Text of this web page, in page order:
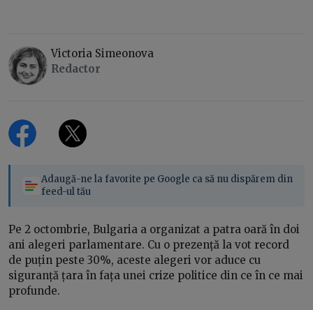
Victoria Simeonova
Redactor
Adaugă-ne la favorite pe Google ca să nu dispărem din
feed-ul tău
Pe 2 octombrie, Bulgaria a organizat a patra oară în doi
ani alegeri parlamentare. Cu o prezență la vot record
de puțin peste 30%, aceste alegeri vor aduce cu
siguranță țara în fața unei crize politice din ce în ce mai
profunde.